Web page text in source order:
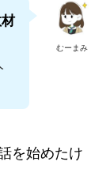
むーまみ
を始めたけ